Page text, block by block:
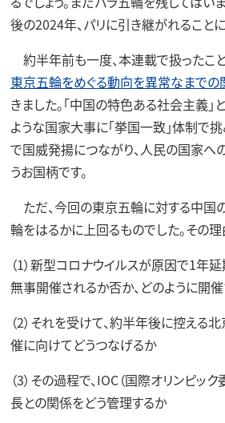
後の2024年、パリに引き継がれることに
約半年前も一度、本連載で扱ったこ
東京五輪をめぐる動向を異常なまでの
きました。「中国の特色ある社会主義」
ような国家大事に「挙国一致」体制で
で国威発揚につながり、人民の国家へ
うお国柄です。
ただ、今回の東京五輪に対する中国
輪をはるかに上回るものでした。その理
（1）新型コロナウイルスが原因で1年
無事開催されるか否か、どのように開
（2）それを受けて、約半年後に控え
催に向けてどうつなげるか
（3）その過程で、IOC（国際オリンピッ
長との関係をどう管理するか